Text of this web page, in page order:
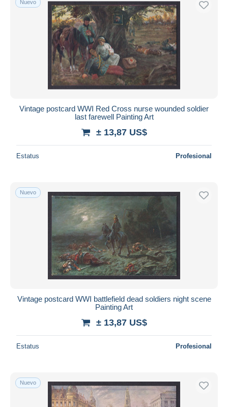
Nuevo
Vintage postcard WWI Red Cross nurse wounded soldier
last farewell Painting Art
± 13,87 US$
Estatus Profesional
Nuevo
Vintage postcard WWI battlefield dead soldiers night scene
Painting Art
± 13,87 US$
Estatus Profesional
Nuevo